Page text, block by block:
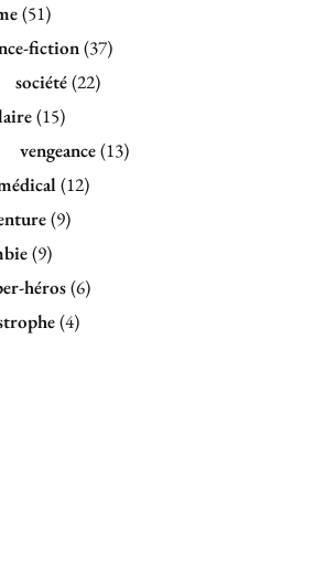
(51)
fiction(37)
société(22)
(15)
vengeance(13)
(12)
(9)
(9)
héros(6)
(4)